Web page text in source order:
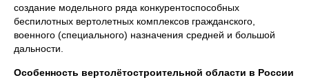
создание модельного ряда конкурентоспособных
беспилотных вертолетных комплексов гражданского,
военного (специального) назначения средней и большой
дальности.
Особенность вертолётостроительной области в России